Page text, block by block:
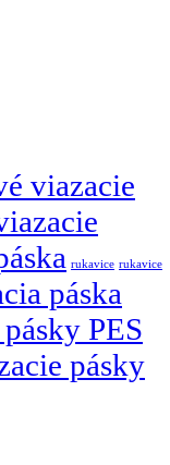
viazacie
rukavice rukavice
páska
PES
pásky